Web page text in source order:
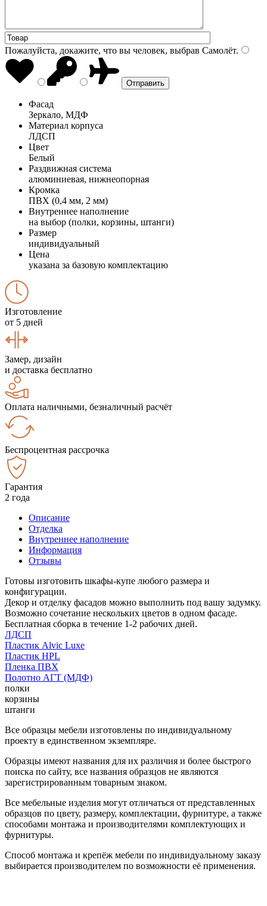
Пожалуйста, докажите, что вы человек, выбрав Самолёт.
Фасад
Зеркало, МДФ
Материал корпуса
ЛДСП
Цвет
Белый
Раздвижная система
алюминиевая, нижнеопорная
Кромка
ПВХ (0,4 мм, 2 мм)
Внутреннее наполнение
на выбор (полки, корзины, штанги)
Размер
индивидуальный
Цена
указана за базовую комплектацию
Изготовление
от 5 дней
Замер, дизайн
и доставка бесплатно
Оплата наличными, безналичный расчёт
Беспроцентная рассрочка
Гарантия
2 года
Описание
Отделка
Внутреннее наполнение
Информация
Отзывы
Готовы изготовить шкафы-купе любого размера и
конфигурации.
Декор и отделку фасадов можно выполнить под вашу задумку.
Возможно сочетание нескольких цветов в одном фасаде.
Бесплатная сборка в течение 1-2 рабочих дней.
ЛДСП
Пластик Alvic Luxe
Пластик HPL
Пленка ПВХ
Полотно АГТ (МДФ)
полки
корзины
штанги
Все образцы мебели изготовлены по индивидуальному
проекту в единственном экземпляре.
Образцы имеют названия для их различия и более быстрого
поиска по сайту, все названия образцов не являются
зарегистрированным товарным знаком.
Все мебельные изделия могут отличаться от представленных
образцов по цвету, размеру, комплектации, фурнитуре, а также
способами монтажа и производителями комплектующих и
фурнитуры.
Способ монтажа и крепёж мебели по индивидуальному заказу
выбирается производителем по возможности её применения.